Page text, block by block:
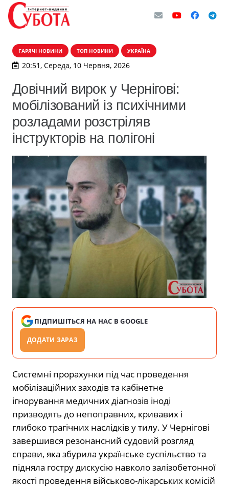
ГАРЯЧІ НОВИНИ ТОП НОВИНИ УКРАЇНА
20:51, Середа, 10 Червня, 2026
Довічний вирок у Чернігові:
мобілізований із психічними
розладами розстріляв
інструкторів на полігоні
ПІДПИШІТЬСЯ НА НАС В GOOGLE
ДОДАТИ ЗАРАЗ
Системні прорахунки під час проведення
мобілізаційних заходів та кабінетне
ігнорування медичних діагнозів іноді
призводять до непоправних, кривавих і
глибоко трагічних наслідків у тилу. У Чернігові
завершився резонансний судовий розгляд
справи, яка збурила українське суспільство та
підняла гостру дискусію навколо залізобетонної
якості проведення військово-лікарських комісій